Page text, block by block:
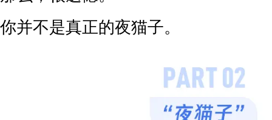
你并不是真正的夜猫子。